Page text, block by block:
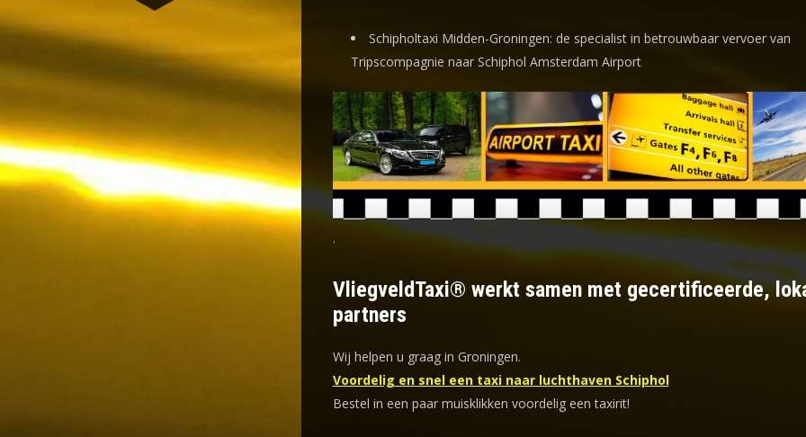
Schipholtaxi Midden-Groningen: de specialist in betrouwbaar vervoer van
Tripscompagnie naar Schiphol Amsterdam Airport
.
VliegveldTaxi® werkt samen met gecertificeerde,
partners
Wij helpen u graag in Groningen.
Voordelig en snel een taxi naar luchthaven Schiphol
Bestel in een paar muisklikken voordelig een taxirit!